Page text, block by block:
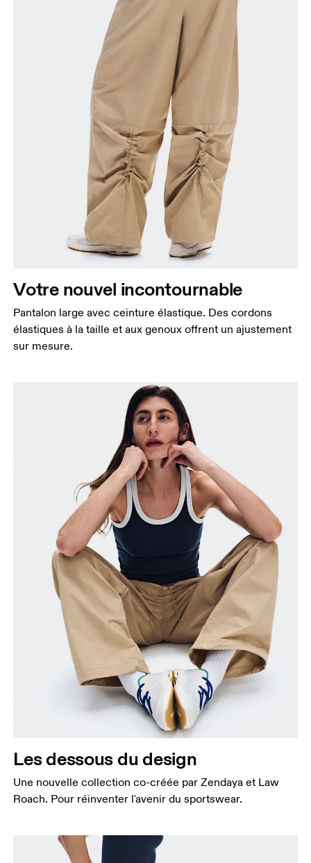
épaules. Mesurez votre tour de cuisse sur la partie
la plus large.
Entrejambe
jambes droites. Prenez la mesure du haut de
l’intérieur de la jambe jusqu’à la cheville.
Votre nouvel incontournable
Pantalon large avec ceinture élastique. Des cordons
élastiques à la taille et aux genoux offrent un ajustement
sur mesure.
Les dessous du design
Une nouvelle collection co-créée par Zendaya et Law
Roach. Pour réinventer l'avenir du sportswear.